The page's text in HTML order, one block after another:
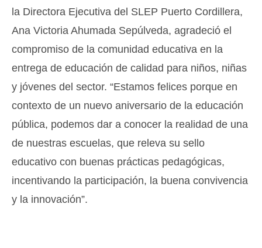
la Directora Ejecutiva del SLEP Puerto Cordillera,
Ana Victoria Ahumada Sepúlveda, agradeció el
compromiso de la comunidad educativa en la
entrega de educación de calidad para niños, niñas
y jóvenes del sector. “Estamos felices porque en
contexto de un nuevo aniversario de la educación
pública, podemos dar a conocer la realidad de una
de nuestras escuelas, que releva su sello
educativo con buenas prácticas pedagógicas,
incentivando la participación, la buena convivencia
y la innovación”.